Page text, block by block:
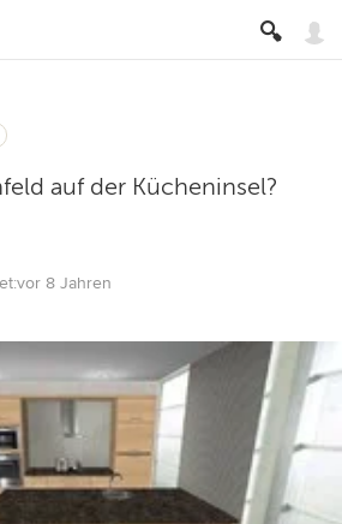
auf der Kücheninsel?
vor 8 Jahren